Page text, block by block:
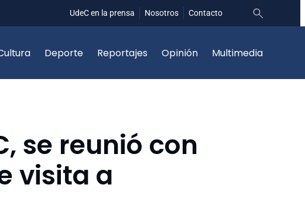
UdeC en la prensa Nosotros Contacto
Deporte Reportajes Opinión Multimedia
se reunió con
visita a